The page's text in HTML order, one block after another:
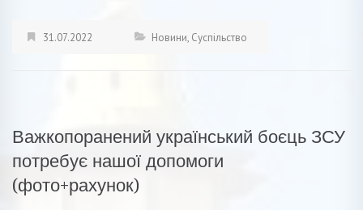
31.07.2022 Новини, Суспільство
Важкопоранений український боєць ЗСУ
потребує нашої допомоги
(фото+рахунок)